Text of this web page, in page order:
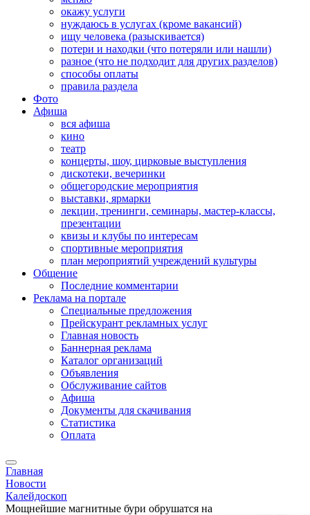
окажу услуги
нуждаюсь в услугах (кроме вакансий)
ищу человека (разыскивается)
потери и находки (что потеряли или нашли)
разное (что не подходит для других разделов)
способы оплаты
правила раздела
Фото
Афиша
вся афиша
кино
театр
концерты, шоу, цирковые выступления
дискотеки, вечеринки
общегородские мероприятия
выставки, ярмарки
лекции, тренинги, семинары, мастер-классы,
презентации
квизы и клубы по интересам
спортивные мероприятия
план мероприятий учреждений культуры
Общение
Последние комментарии
Реклама на портале
Специальные предложения
Прейскурант рекламных услуг
Главная новость
Баннерная реклама
Каталог организаций
Объявления
Обслуживание сайтов
Афиша
Документы для скачивания
Статистика
Оплата
Главная
Новости
Калейдоскоп
Мощнейшие магнитные бури обрушатся на